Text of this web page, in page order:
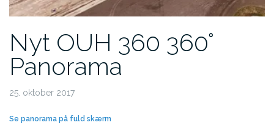
Nyt OUH 360 360°
Panorama
25. oktober 2017
Se panorama på fuld skærm